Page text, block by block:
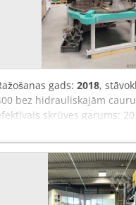
gads: 2018,
bez hidrauliskajām
skrūves garums:
(PS): 184 g. Stundas
Dokumentācija ir